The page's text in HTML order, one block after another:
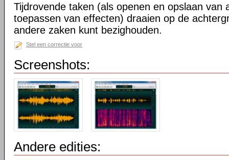
Tijdrovende taken (als openen en opslaan van
toepassen van effecten) draaien op de
andere zaken kunt bezighouden.
Stel een correctie voor
Screenshots:
Andere edities: